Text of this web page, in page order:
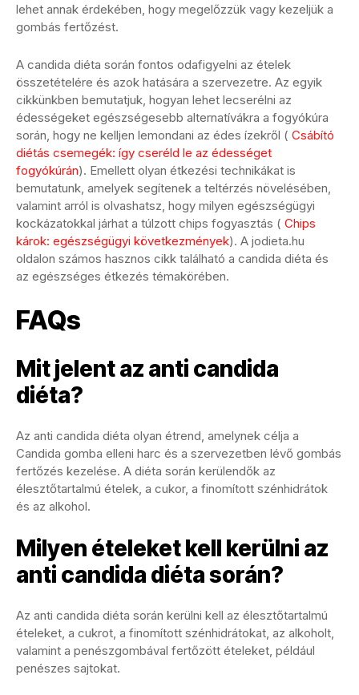
lehet annak érdekében, hogy megelőzzük vagy kezeljük a
gombás fertőzést.
A candida diéta során fontos odafigyelni az ételek
összetételére és azok hatására a szervezetre. Az egyik
cikkünkben bemutatjuk, hogyan lehet lecserélni az
édességeket egészségesebb alternatívákra a fogyókúra
során, hogy ne kelljen lemondani az édes ízekről ( Csábító
diétás csemegék: így cseréld le az édességet
fogyókúrán). Emellett olyan étkezési technikákat is
bemutatunk, amelyek segítenek a teltérzés növelésében,
valamint arról is olvashatsz, hogy milyen egészségügyi
kockázatokkal járhat a túlzott chips fogyasztás ( Chips
károk: egészségügyi következmények). A jodieta.hu
oldalon számos hasznos cikk található a candida diéta és
az egészséges étkezés témakörében.
FAQs
Mit jelent az anti candida
diéta?
Az anti candida diéta olyan étrend, amelynek célja a
Candida gomba elleni harc és a szervezetben lévő gombás
fertőzés kezelése. A diéta során kerülendők az
élesztőtartalmú ételek, a cukor, a finomított szénhidrátok
és az alkohol.
Milyen ételeket kell kerülni az
anti candida diéta során?
Az anti candida diéta során kerülni kell az élesztőtartalmú
ételeket, a cukrot, a finomított szénhidrátokat, az alkoholt,
valamint a penészgombával fertőzött ételeket, például
penészes sajtokat.